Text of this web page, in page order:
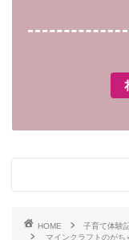
HOME
子育て体験
マインクラフトのがち